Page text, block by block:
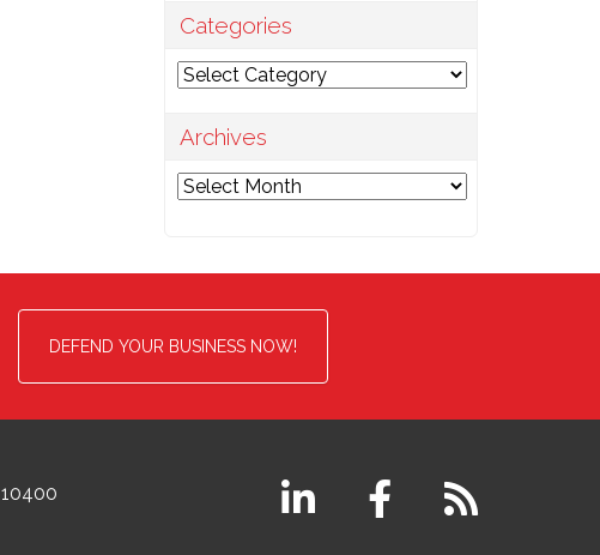
Categories
Categories
Archives
Archives
DEFEND YOUR BUSINESS NOW!
10400